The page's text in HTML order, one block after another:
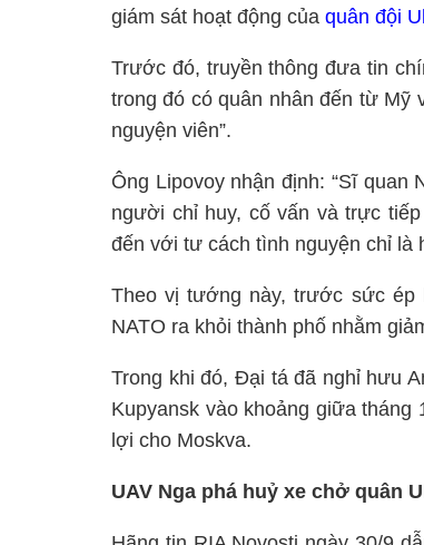
giám sát hoạt động của quân đội
Trước đó, truyền thông đưa tin
trong đó có quân nhân đến từ Mỹ
nguyện viên”.
Ông Lipovoy nhận định: “Sĩ quan
người chỉ huy, cố vấn và trực
đến với tư cách tình nguyện chỉ là
Theo vị tướng này, trước sức ép
NATO ra khỏi thành phố nhằm
Trong khi đó, Đại tá đã nghỉ hưu
Kupyansk vào khoảng giữa
lợi cho Moskva.
UAV Nga phá huỷ xe chở quân